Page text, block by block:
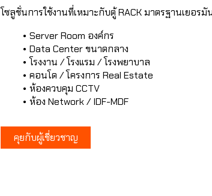
โซลูชั่นการใช้งานที่เหมาะกับตู้ RACK มาตรฐานเยอรมั
Server Room องค์กร
Data Center ขนาดกลาง
โรงงาน / โรงแรม / โรงพยาบาล
คอนโด / โครงการ Real Estate
ห้องควบคุม CCTV
ห้อง Network / IDF-MDF
คุยกับผู้เชี่ยวชาญ